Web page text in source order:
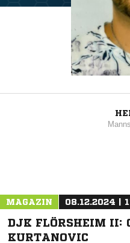
MAGAZIN 08.12.2024 |
DJK FLÖRSHEIM II:
KURTANOVIC